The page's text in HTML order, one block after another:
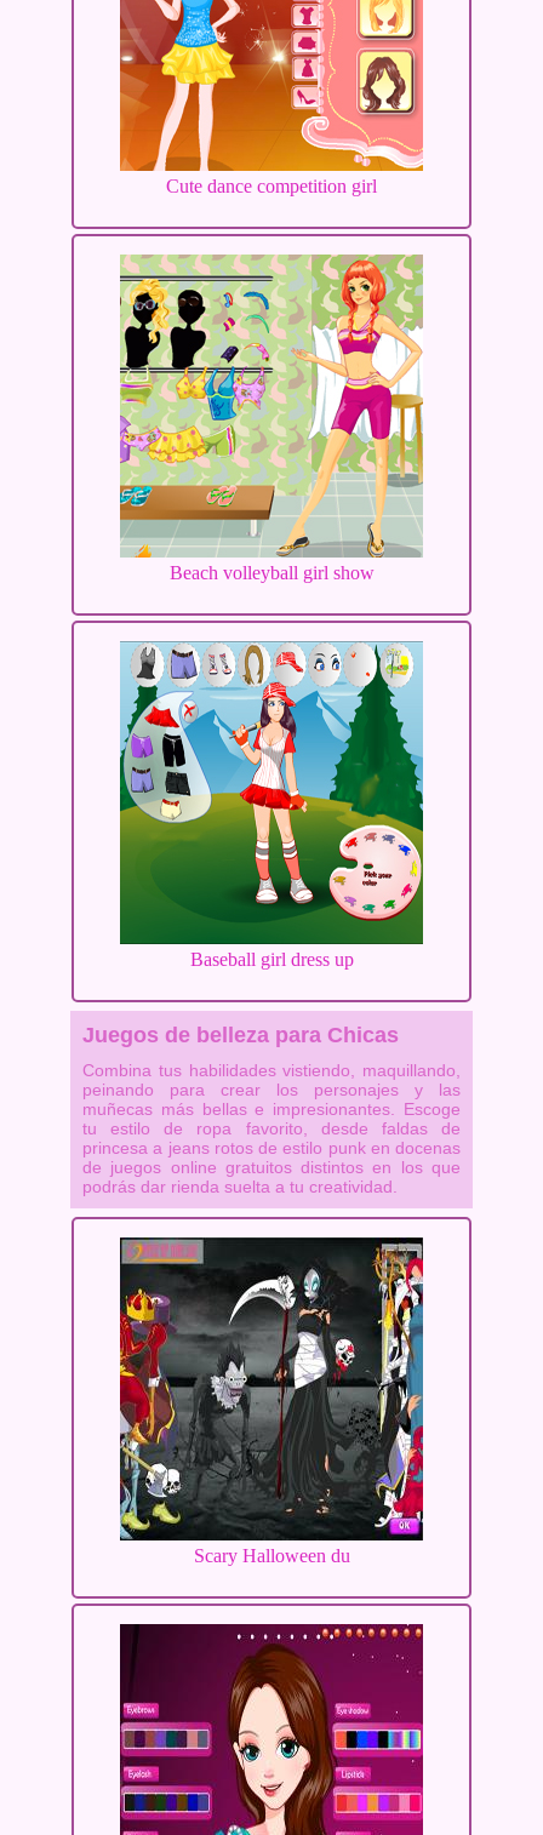
Cute dance competition girl
Beach volleyball girl show
Baseball girl dress up
Juegos de belleza para Chicas
Combina tus habilidades vistiendo, maquillando,
peinando para crear los personajes y las
muñecas más bellas e impresionantes. Escoge
tu estilo de ropa favorito, desde faldas de
princesa a jeans rotos de estilo punk en docenas
de juegos online gratuitos distintos en los que
podrás dar rienda suelta a tu creatividad.
Scary Halloween du